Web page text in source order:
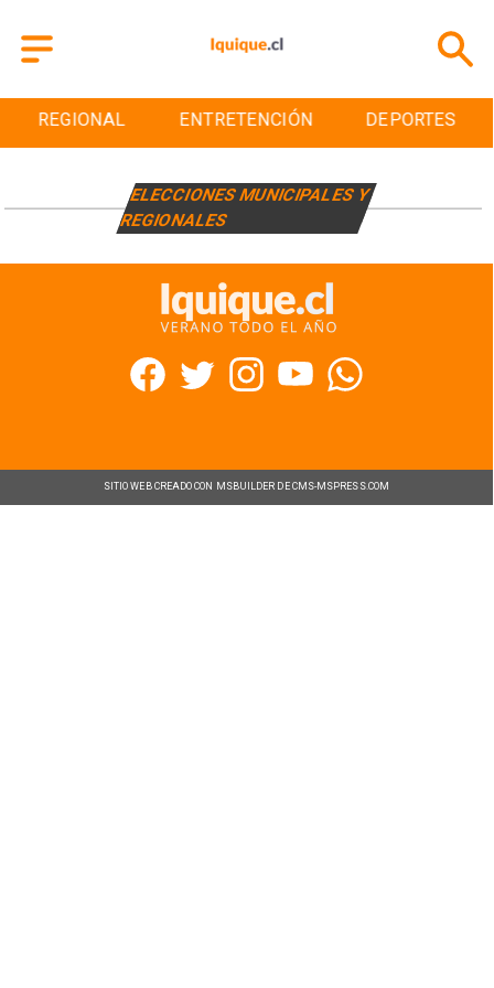
REGIONAL ENTRETENCIÓN DEPORTES
ELECCIONES MUNICIPALES Y
REGIONALES
SITIO WEB CREADO CON MSBUILDER DE CMS-MSPRESS.COM